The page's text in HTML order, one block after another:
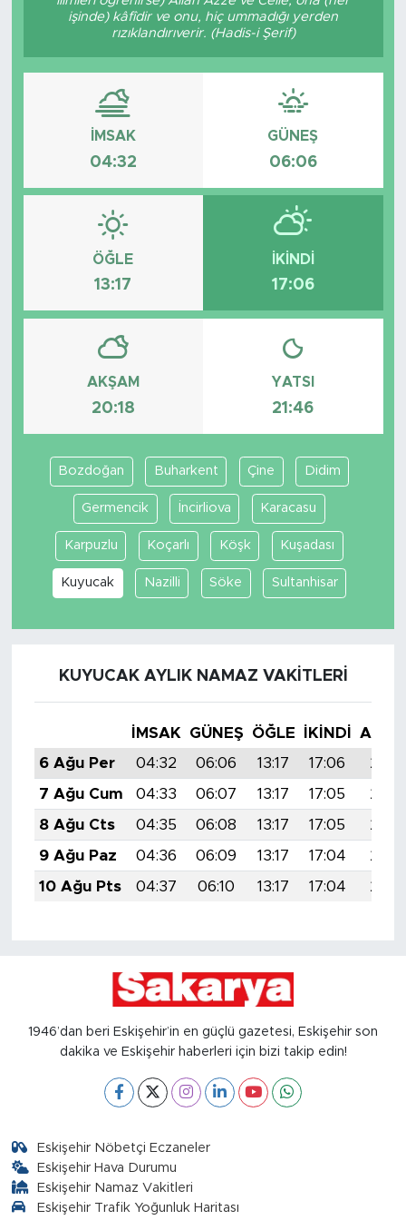
işinde) kâfîdir ve onu, hiç ummadığı yerden
rızıklandırıverir. (Hadis-i Şerif)
İMSAK
04:32
GÜNEŞ
06:06
ÖĞLE
13:17
İKINDI
17:06
AKŞAM
20:18
YATSI
21:46
Bozdoğan Buharkent Çine Didim
Germencik İncirliova Karacasu
Karpuzlu Koçarlı Köşk Kuşadası
Kuyucak Nazilli Söke Sultanhisar
KUYUCAK AYLIK NAMAZ VAKITLERI
İMSAK GÜNEŞ ÖĞLE İKINDI
6 Ağu Per
04:32 06:06 13:17 17:06
20:18
7 Ağu Cum
04:33 06:07 13:17 17:05
20:17
8 Ağu Cts
04:35 06:08 13:17 17:05
20:16
9 Ağu Paz
04:36 06:09 13:17 17:04
20:15
10 Ağu Pts
04:37 06:10 13:17 17:04 20:13
1946’dan beri Eskişehir’in en güçlü gazetesi, Eskişehir son
dakika ve Eskişehir haberleri için bizi takip edin!
Eskişehir Nöbetçi Eczaneler
Eskişehir Hava Durumu
Eskişehir Namaz Vakitleri
Eskişehir Trafik Yoğunluk Haritası
Söyleşi
Foto Şaka
Teknoloji
Politika